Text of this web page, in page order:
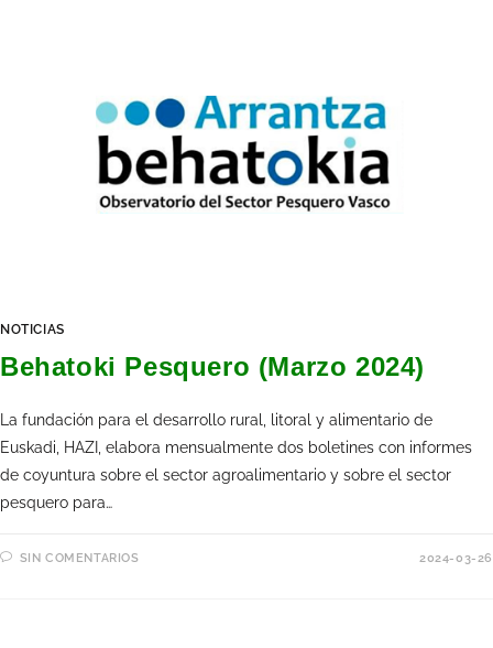
NOTICIAS
Behatoki Pesquero (Marzo 2024)
La fundación para el desarrollo rural, litoral y alimentario de
Euskadi, HAZI, elabora mensualmente dos boletines con informes
de coyuntura sobre el sector agroalimentario y sobre el sector
pesquero para…
SIN COMENTARIOS 2024-03-26